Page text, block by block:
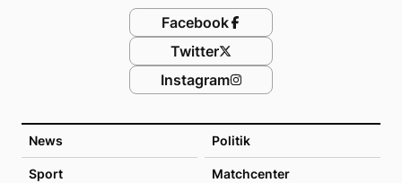
News Politik
Sport Matchcenter
Facebook
Twitter
Instagram